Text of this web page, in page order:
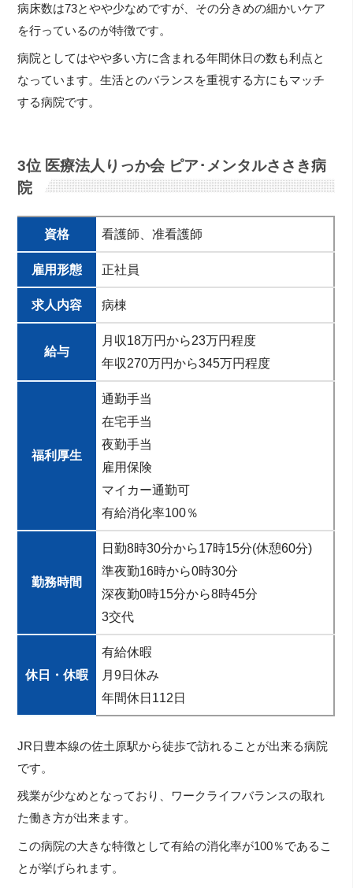
病床数は73とやや少なめですが、その分きめの細かいケア
を行っているのが特徴です。
病院としてはやや多い方に含まれる年間休日の数も利点と
なっています。生活とのバランスを重視する方にもマッチ
する病院です。
3位 医療法人りっか会 ピア･メンタルささき病
院
資格 看護師、准看護師
雇用形態 正社員
求人内容 病棟
給与
月収18万円から23万円程度
年収270万円から345万円程度
福利厚生
通勤手当
在宅手当
夜勤手当
雇用保険
マイカー通勤可
有給消化率100％
勤務時間
日勤8時30分から17時15分(休憩60分)
準夜勤16時から0時30分
深夜勤0時15分から8時45分
3交代
休日・休暇
有給休暇
月9日休み
年間休日112日
JR日豊本線の佐土原駅から徒歩で訪れることが出来る病院
です。
残業が少なめとなっており、ワークライフバランスの取れ
た働き方が出来ます。
この病院の大きな特徴として有給の消化率が100％であるこ
とが挙げられます。